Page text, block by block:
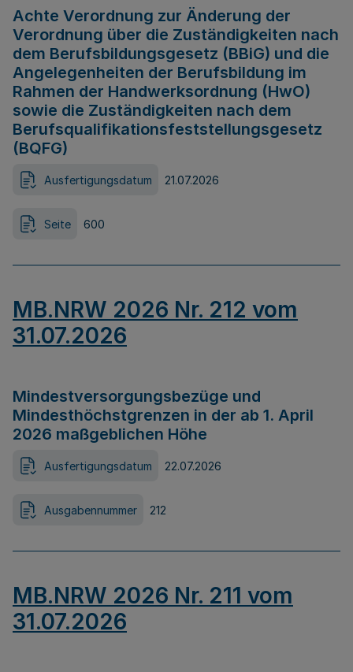
Achte Verordnung zur Änderung der
Verordnung über die Zuständigkeiten nach
dem Berufsbildungsgesetz (BBiG) und die
Angelegenheiten der Berufsbildung im
Rahmen der Handwerksordnung (HwO)
sowie die Zuständigkeiten nach dem
Berufsqualifikationsfeststellungsgesetz
(BQFG)
Ausfertigungsdatum 21.07.2026
Seite 600
MB.NRW 2026 Nr. 212 vom
31.07.2026
Mindestversorgungsbezüge und
Mindesthöchstgrenzen in der ab 1. April
2026 maßgeblichen Höhe
Ausfertigungsdatum 22.07.2026
Ausgabennummer 212
MB.NRW 2026 Nr. 211 vom
31.07.2026